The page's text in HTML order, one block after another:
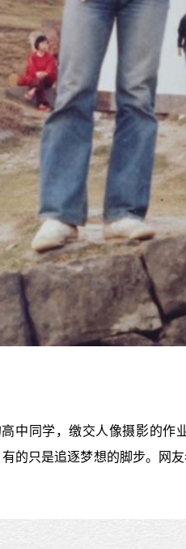
中同学，缴交人像摄影的作
有的只是追逐梦想的脚步。网